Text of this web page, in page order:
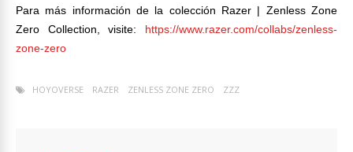
Para más información de la colección Razer | Zenless Zone
Zero Collection, visite: https://www.razer.com/collabs/zenless-
zone-zero
HOYOVERSE RAZER ZENLESS ZONE ZERO ZZZ